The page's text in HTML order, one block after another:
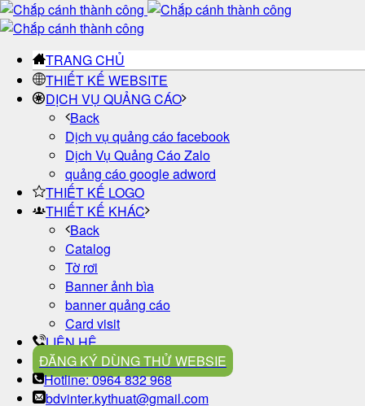
TRANG CHỦ
THIẾT KẾ WEBSITE
DỊCH VỤ QUẢNG CÁO
Back
Dịch vụ quảng cáo facebook
Dịch Vụ Quảng Cáo Zalo
quảng cáo google adword
THIẾT KẾ LOGO
THIẾT KẾ KHÁC
Back
Catalog
Tờ rơi
Banner ảnh bìa
banner quảng cáo
Card visit
LIÊN HỆ
ĐĂNG KÝ DÙNG THỬ WEBSIE
Hotline: 0964 832 968
bdvinter.kythuat@gmail.com